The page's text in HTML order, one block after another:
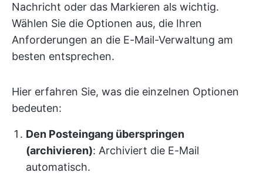
Nachricht oder das Markieren als wichtig.
Wählen Sie die Optionen aus, die Ihren
Anforderungen an die E-Mail-Verwaltung am
besten entsprechen.
Hier erfahren Sie, was die einzelnen Optionen
bedeuten:
Den Posteingang überspringen
(archivieren): Archiviert die E-Mail
automatisch.